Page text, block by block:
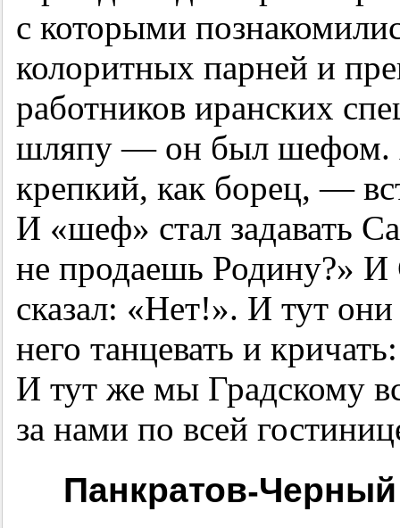
с которыми
колоритных парней и
работников иранских
шляпу — он был шефом.
крепкий, как борец, —
И «шеф» стал задавать
не продаешь Родину?» И
сказал: «Нет!». И тут
него танцевать и
И тут же мы Градскому
за нами по всей
Панкратов-